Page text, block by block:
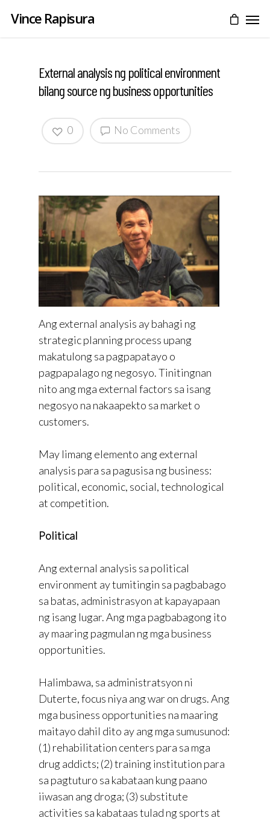
Vince Rapisura
External analysis ng political environment
bilang source ng business opportunities
No Comments
0
Ang external analysis ay bahagi ng
strategic planning process upang
makatulong sa pagpapatayo o
pagpapalago ng negosyo. Tinitingnan
nito ang mga external factors sa isang
negosyo na nakaapekto sa market o
customers.
May limang elemento ang external
analysis para sa pagusisa ng business:
political, economic, social, technological
at competition.
Political
Ang external analysis sa political
environment ay tumitingin sa pagbabago
sa batas, administrasyon at kapayapaan
ng isang lugar. Ang mga pagbabagong ito
ay maaring pagmulan ng mga business
opportunities.
Halimbawa, sa administratsyon ni
Duterte, focus niya ang war on drugs. Ang
mga business opportunities na maaring
maitayo dahil dito ay ang mga sumusunod:
(1) rehabilitation centers para sa mga
drug addicts; (2) training institution para
sa pagtuturo sa kabataan kung paano
iiwasan ang droga; (3) substitute
activities sa kabataas tulad ng sports at